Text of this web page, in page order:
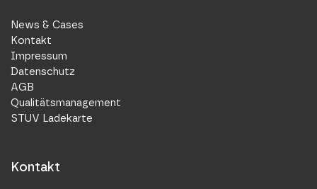
News & Cases
Kontakt
Impressum
Datenschutz
AGB
Qualitätsmanagement
STUV Ladekarte
Kontakt